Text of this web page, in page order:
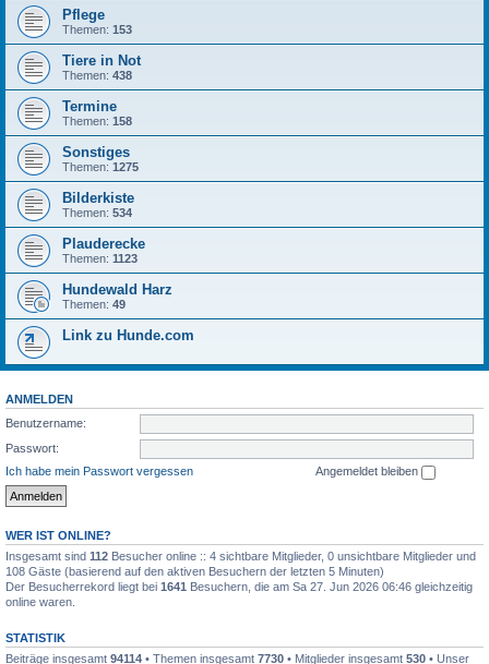
Pflege
Themen: 153
Tiere in Not
Themen: 438
Termine
Themen: 158
Sonstiges
Themen: 1275
Bilderkiste
Themen: 534
Plauderecke
Themen: 1123
Hundewald Harz
Themen: 49
Link zu Hunde.com
ANMELDEN
Benutzername:
Passwort:
Ich habe mein Passwort vergessen
Angemeldet bleiben
WER IST ONLINE?
Insgesamt sind 112 Besucher online :: 4 sichtbare Mitglieder, 0 unsichtbare Mitglieder und
108 Gäste (basierend auf den aktiven Besuchern der letzten 5 Minuten)
Der Besucherrekord liegt bei 1641 Besuchern, die am Sa 27. Jun 2026 06:46 gleichzeitig
online waren.
STATISTIK
Beiträge insgesamt 94114 • Themen insgesamt 7730 • Mitglieder insgesamt 530 • Unser